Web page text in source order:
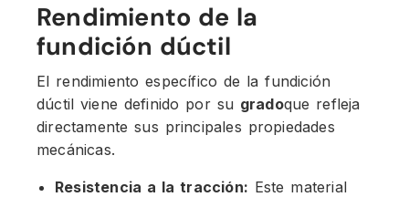
Rendimiento de la
fundición dúctil
El rendimiento específico de la fundición
dúctil viene definido por su gradoque refleja
directamente sus principales propiedades
mecánicas.
Resistencia a la tracción: Este material